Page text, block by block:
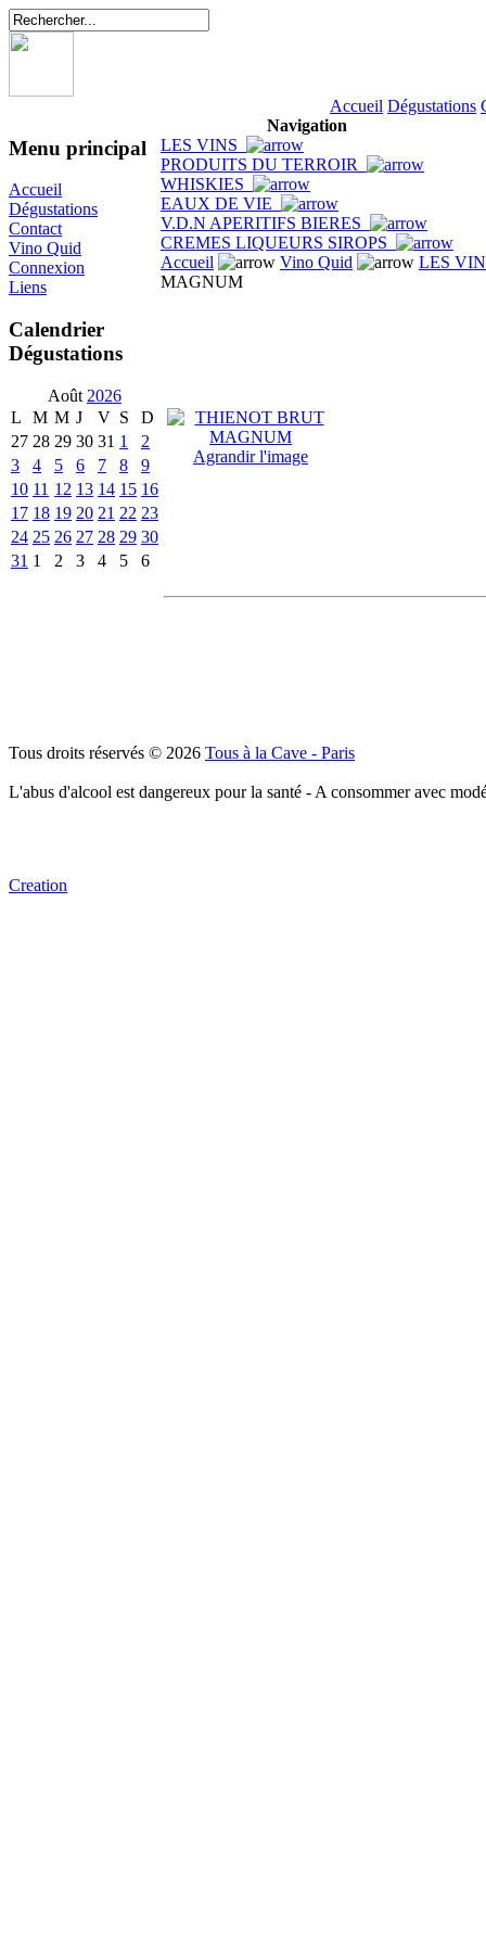
Accueil Dégustations
Menu principal
Accueil
Dégustations
Contact
Vino Quid
Connexion
Liens
Calendrier
Dégustations
Août 2026
L
M M J V S
D
27 28 29 30 31 1
2
3
4 5 6 7 8
9
10 11 12 13 14 15 16
17 18 19 20 21 22 23
24 25 26 27 28 29 30
31 1 2 3 4 5 6
Navigation
LES VINS
PRODUITS DU TERROIR
WHISKIES
EAUX DE VIE
V.D.N APERITIFS BIERES
CREMES LIQUEURS SIROPS
Accueil
Vino Quid
LES
MAGNUM
Agrandir l'image
Tous droits réservés © 2026 Tous à la Cave - Paris
L'abus d'alcool est dangereux pour la santé - A consommer avec
Creation